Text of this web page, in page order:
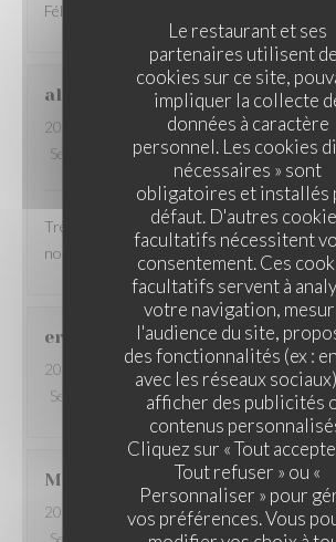
Le restaurant et ses
partenaires utilisent
cookies sur ce site,
impliquer la collecte
données à caractère
personnel. Les cookies
nécessaires » sont
obligatoires et installés
défaut. D'autres
facultatifs nécessitent
consentement. Ces
facultatifs servent à
votre navigation,
l'audience du site,
des fonctionnalités (ex :
avec les réseaux
afficher des publicités
contenus
Cliquez sur « Tout
Tout refuser » ou «
Personnaliser » pour
vos préférences. Vous
Félicitations à vous, je recommande
alain
2026-06-18
- 12:00 - Couverts 2
Service
Ambiance :5/5 Cuisine: 5/5
Très bon accueil, service et explication des
nourriture ecellente
eric
2026-06-21
- 12:30 - Couverts 8
Service
Ambiance :5 /5 Cuisine: 5/5
Marie ange
2026-06-18
- 12:15 - Couverts 6
LA TABLE DU